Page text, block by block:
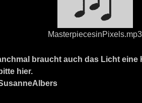
MasterpiecesinPixels.mp3
braucht auch das Licht eine
hier.